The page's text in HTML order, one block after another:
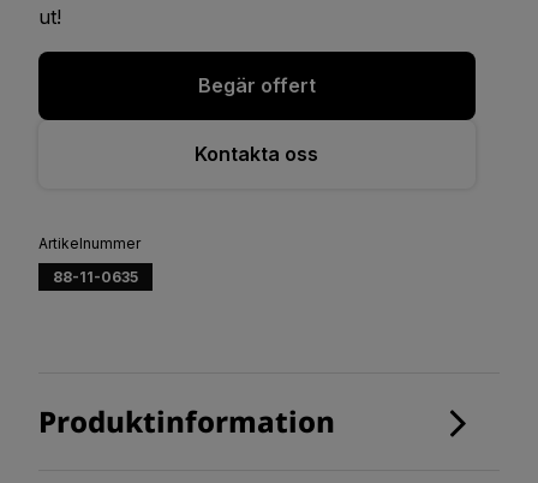
ut!
Begär offert
Kontakta oss
Artikelnummer
88-11-0635
Produktinformation